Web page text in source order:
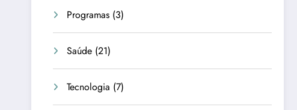
Programas (3)
Saúde (21)
Tecnologia (7)